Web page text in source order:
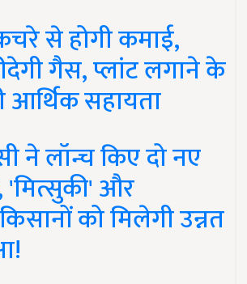
से होगी कमाई,
गैस, प्लांट लगाने के
आर्थिक सहायता
ने लॉन्च किए दो नए
'मित्सुकी' और
को मिलेगी उन्नत